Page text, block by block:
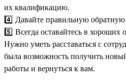
их квалификацию.
4️⃣ Давайте правильную обратную
5️⃣ Всегда оставайтесь в
Нужно уметь расставаться с
была возможность получить
работы и вернуться к вам.